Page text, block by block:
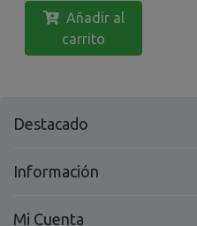
Añadir al
carrito
Destacado
Información
Mi Cuenta